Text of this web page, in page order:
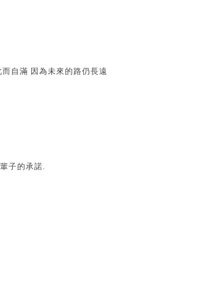
自滿 因為未來的路仍長遠
子的承諾.